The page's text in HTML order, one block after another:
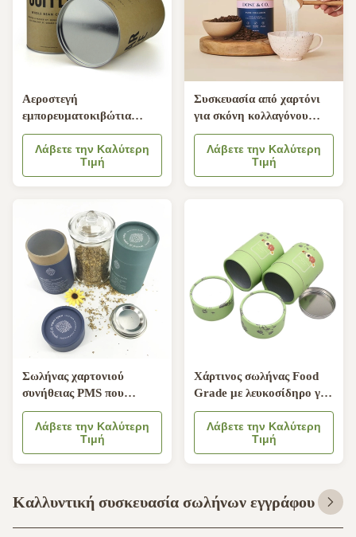
Αεροστεγή
εμπορευματοκιβώτια
σωλήνων χαρτονιού,
τυπωμένοι σωλήνες
157gsm εγγράφου CMYK
Λάβετε την Καλύτερη
Τιμή
Συσκευασία από χαρτόνι
για σκόνη κολλαγόνου
χάρτινου σωλήνα
Λάβετε την Καλύτερη
Τιμή
Σωλήνας χαρτονιού
συνήθειας PMS που
συσκευάζει το
ανακυκλωμένο διαθέσιμο
Συμβούλιο Πολιτιστικής
Λάβετε την Καλύτερη
Τιμή
Χάρτινος σωλήνας Food
Grade με λευκοσίδηρο για
σκόνη πρωτεΐνης τσαγιού
τροφίμων
Λάβετε την Καλύτερη
Τιμή
Καλλυντική συσκευασία σωλήνων εγγράφου